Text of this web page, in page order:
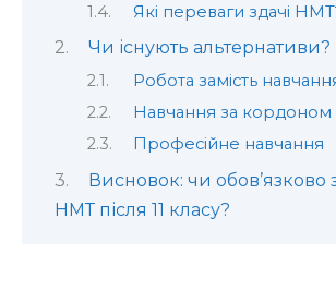
Які переваги здачі
Чи існують альтернативи?
Робота замість
Навчання за кордоном
Професійне навчання
Висновок: чи обов’язково
НМТ після 11 класу?